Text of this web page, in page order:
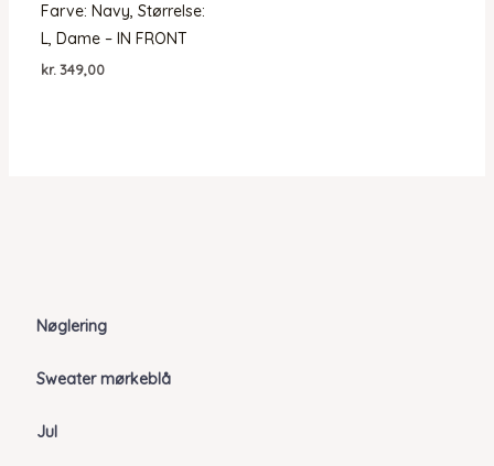
Nøglering
Sweater mørkeblå
Jul
Farve: Navy, Størrelse:
L, Dame – IN FRONT
kr.349,00